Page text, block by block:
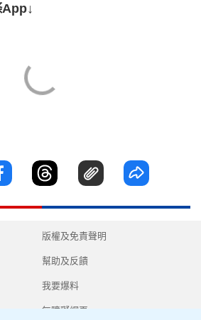
版權及免責聲明
幫助及反饋
我要爆料
無障礙網頁